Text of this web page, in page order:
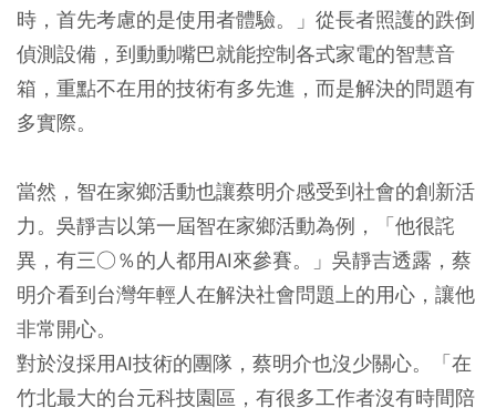
時，首先考慮的是使用者體驗。」從長者照護的跌倒
偵測設備，到動動嘴巴就能控制各式家電的智慧音
箱，重點不在用的技術有多先進，而是解決的問題有
多實際。
當然，智在家鄉活動也讓蔡明介感受到社會的創新活
力。吳靜吉以第一屆智在家鄉活動為例，「他很詫
異，有三○％的人都用AI來參賽。」吳靜吉透露，蔡
明介看到台灣年輕人在解決社會問題上的用心，讓他
非常開心。
對於沒採用AI技術的團隊，蔡明介也沒少關心。「在
竹北最大的台元科技園區，有很多工作者沒有時間陪